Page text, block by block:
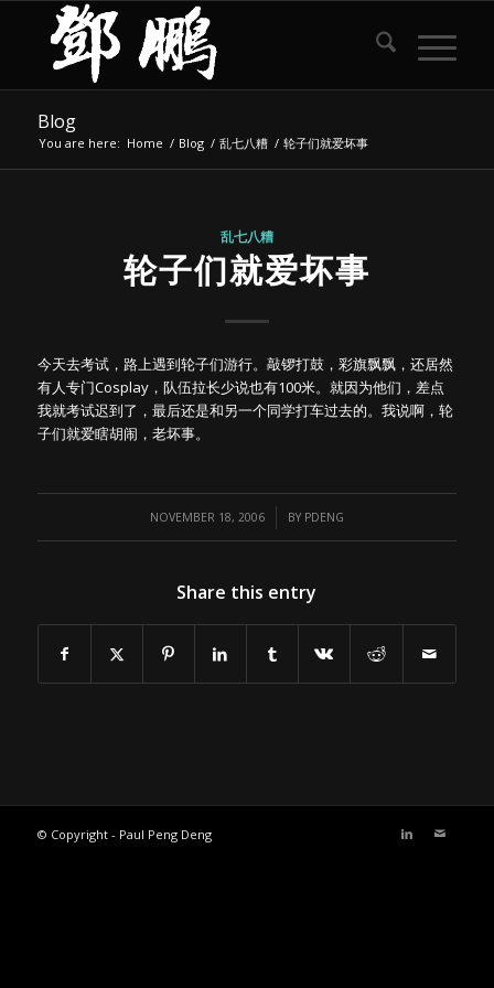
Blog
You are here: Home / Blog / 乱七八糟 / 轮子们就爱坏事
乱七八糟
轮子们就爱坏事
今天去考试，路上遇到轮子们游行。敲锣打鼓，彩旗飘飘，还居然
有人专门Cosplay，队伍拉长少说也有100米。就因为他们，差点
我就考试迟到了，最后还是和另一个同学打车过去的。我说啊，轮
子们就爱瞎胡闹，老坏事。
NOVEMBER 18, 2006
/ BY PDENG
Share this entry
© Copyright - Paul Peng Deng